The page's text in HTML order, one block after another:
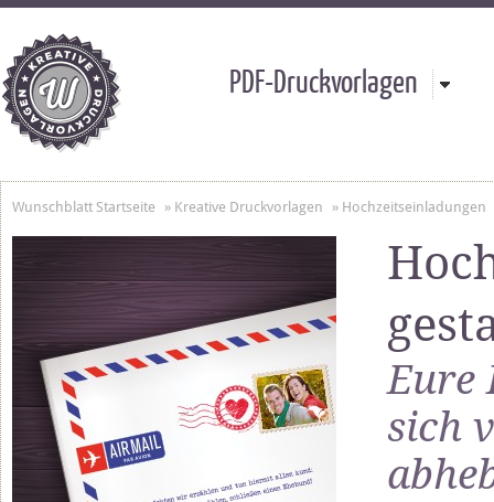
PDF-Druckvorlagen
Wunschblatt Startseite » Kreative Druckvorlagen » Hochzeitseinladungen
Eure
sich